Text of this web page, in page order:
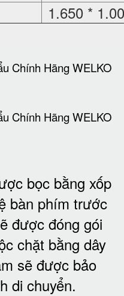
1.650 *
bọc bằng xốp
bàn phím trước
được đóng gói
chặt bằng dây
sẽ được bảo
di chuyển.